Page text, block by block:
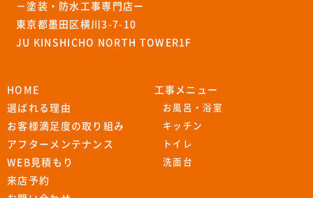
－塗装・防水工事専門店ー
東京都墨田区横川3-7-10
JU KINSHICHO NORTH TOWER1F
HOME
選ばれる理由
お客様満足度の取り組み
アフターメンテナンス
WEB見積もり
来店予約
工事メニュー
お風呂・浴室
キッチン
トイレ
洗面台